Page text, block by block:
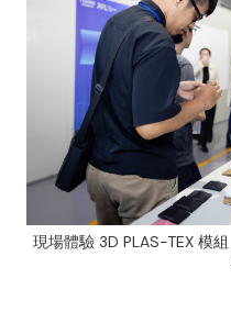
現場體驗 3D PLAS-TEX 模